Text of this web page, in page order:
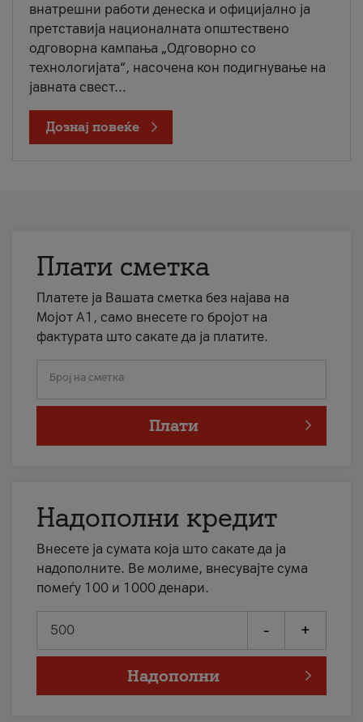
внатрешни работи денеска и официјално ја
претставија националната општествено
одговорна кампања „Одговорно со
технологијата“, насочена кон подигнување на
јавната свест...
Дознај повеќе
Плати сметка
Платете ја Вашата сметка без најава на
Мојот А1, само внесете го бројот на
фактурата што сакате да ја платите.
Број на сметка
Плати
Надополни кредит
Внесете ја сумата која што сакате да ја
надополните. Ве молиме, внесувајте сума
помеѓу 100 и 1000 денари.
- +
Надополни